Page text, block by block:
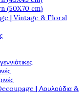
(50X70 cm)
| Vintage & Floral
| Λουλούδια &